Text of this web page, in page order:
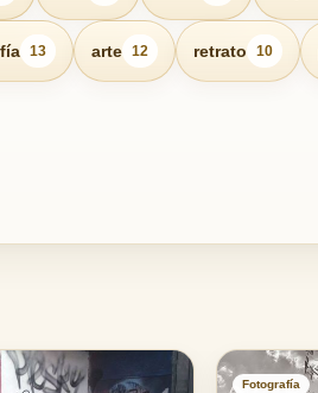
13 arte 12 retrato 10
Fotografía